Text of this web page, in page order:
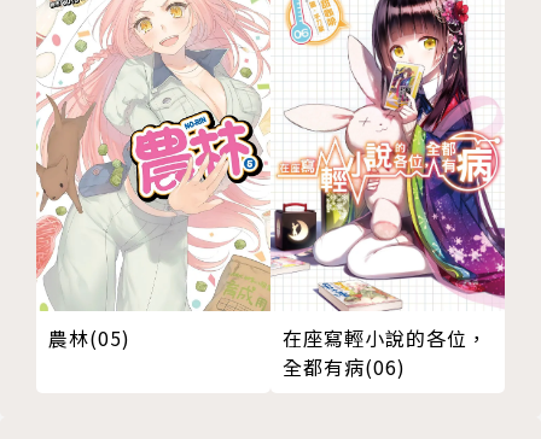
農林(05)
在座寫輕小說的各位，
全都有病(06)